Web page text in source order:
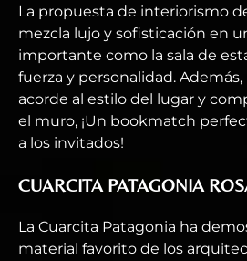
La propuesta de interiorismo
mezcla lujo y sofisticación en
importante como la sala de
fuerza y personalidad.
acorde al estilo del lugar y
el muro, ¡Un bookmatch
a los invitados!
CUARCITA PATAGONIA
La Cuarcita Patagonia ha
material favorito de los